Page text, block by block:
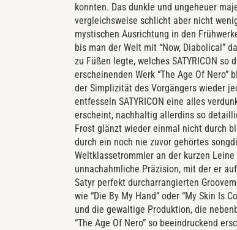
konnten. Das dunkle und ungeheuer
vergleichsweise schlicht aber nicht
mystischen Ausrichtung in den
bis man der Welt mit “Now, Diabolical”
zu Füßen legte, welches SATYRICON
erscheinenden Werk “The Age Of Nero”
der Simplizität des Vorgängers wieder
entfesseln SATYRICON eine alles
erscheint, nachhaltig allerdins so
Frost glänzt wieder einmal nicht durch
durch ein noch nie zuvor gehörtes
Weltklassetrommler an der kurzen
unnachahmliche Präzision, mit der er
Satyr perfekt durcharrangierten
wie “Die By My Hand” oder “My Skin Is
und die gewaltige Produktion, die
“The Age Of Nero” so beeindruckend